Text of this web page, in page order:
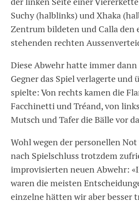
Suchy (halblinks) und Xhaka
Zentrum bildeten und Calla den
stehenden rechten
Diese Abwehr hatte immer
Gegner das Spiel verlagerte und
spielte: Von rechts kamen die
Facchinetti und Tréand, von
Mutsch und Tafer die Bälle vor
Wohl wegen der personellen Not
nach Spielschluss trotzdem
improvisierten neuen Abwehr:
waren die meisten
einzelne hätten wir aber besser